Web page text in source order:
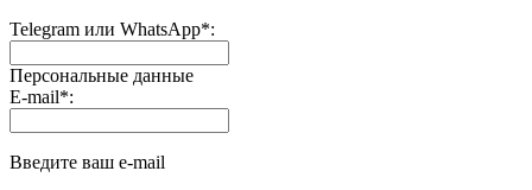
Telegram или WhatsApp*:
Персональные данные
E-mail*:
Введите ваш e-mail